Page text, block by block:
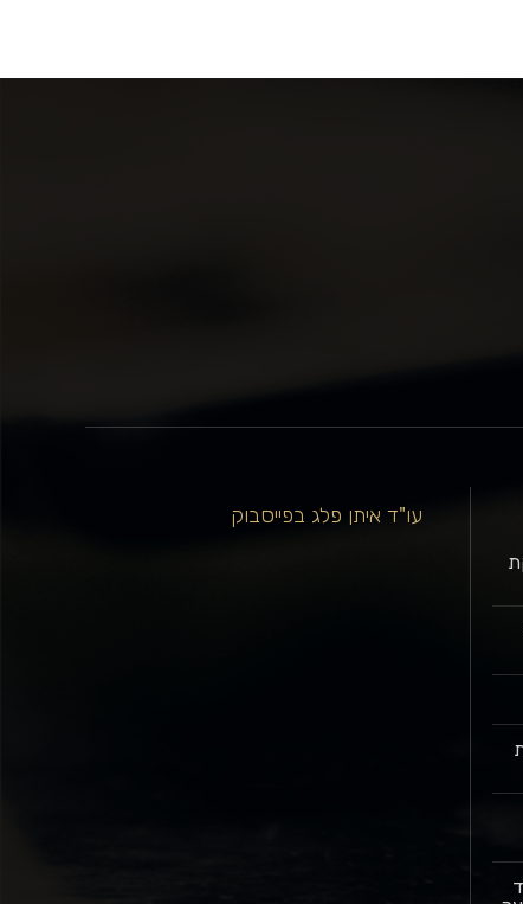
עו"ד איתן פלג בפייסבוק